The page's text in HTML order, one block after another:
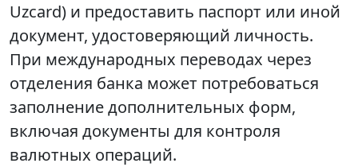
Uzcard) и предоставить паспорт или иной
документ, удостоверяющий личность.
При международных переводах через
отделения банка может потребоваться
заполнение дополнительных форм,
включая документы для контроля
валютных операций.